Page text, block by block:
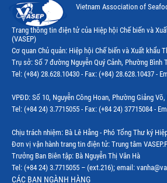
Vietnam Association of
Trang thông tin điện tử của Hiệp hội Chế biến và
(VASEP)
Cơ quan Chủ quản: Hiệp hội Chế biến và Xuất khẩu
Trụ sở: Số 7 đường Nguyễn Quý Cảnh, Phường Bình
Tel: (+84) 28.628.10430 - Fax: (+84) 28.628.10437 -
VPĐD: Số 10, Nguyễn Công Hoan, Phường Giảng
Tel: (+84 24) 3.7715055 - Fax: (+84 24) 37715084 -
Chịu trách nhiệm: Bà Lê Hằng - Phó Tổng Thư ký
Đơn vị vận hành trang tin điện tử: Trung tâm
Trưởng Ban Biên tập: Bà Nguyễn Thị Vân Hà
Tel: (+84 24) 3.7715055 – (ext.216); email:
CÁC BAN NGÀNH HÀNG